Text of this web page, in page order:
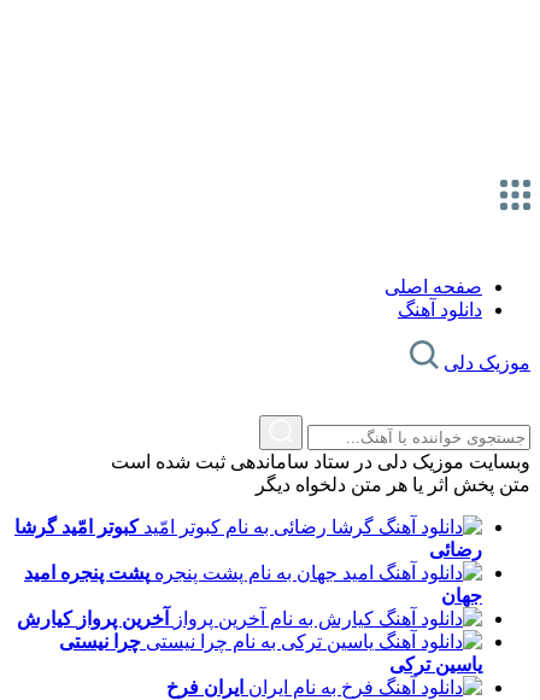
صفحه اصلی
دانلود آهنگ
موزیک دلی
وبسایت موزیک دلی در ستاد ساماندهی ثبت شده است
متن پخش اثر یا هر متن دلخواه دیگر
کبوتر امّید گرشا
رضائی
پشت پنجره امید
جهان
آخرین پرواز کیارش
چرا نیستی
یاسین ترکی
ایران فرخ